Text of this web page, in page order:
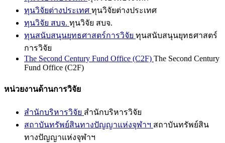
ทุนวิจัยต่างประเทศ ทุนวิจัยต่างประเทศ
ทุนวิจัย สบจ. ทุนวิจัย สบจ.
ทุนสนับสนุนยุทธศาสตร์การวิจัย ทุนสนับสนุนยุทธศาสตร์
การวิจัย
The Second Century Fund Office (C2F) The Second Century
Fund Office (C2F)
หน่วยงานด้านการวิจัย
สำนักบริหารวิจัย สำนักบริหารวิจัย
สถาบันทรัพย์สินทางปัญญาแห่งจุฬาฯ สถาบันทรัพย์สิน
ทางปัญญาแห่งจุฬาฯ